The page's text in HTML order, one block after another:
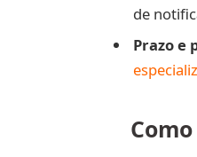
de
Prazo e